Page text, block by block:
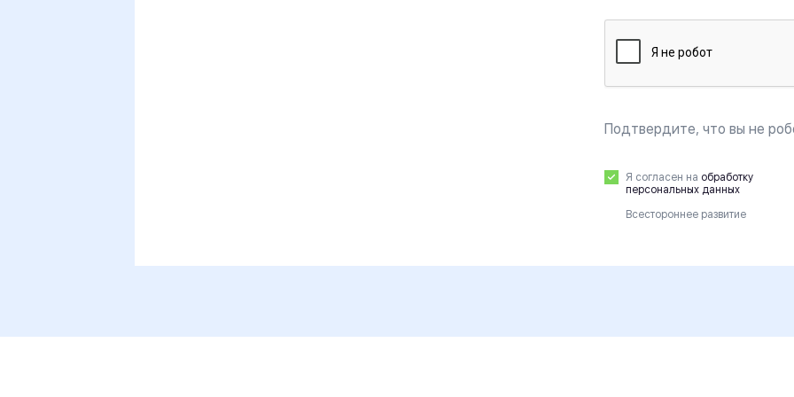
Подтвердите, что вы не
Я согласен на обработку
персональных данных
Всестороннее развитие